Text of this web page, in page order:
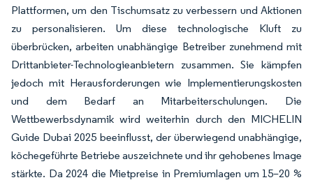
Plattformen, um den Tischumsatz zu verbessern und Aktionen
zu personalisieren. Um diese technologische Kluft zu
überbrücken, arbeiten unabhängige Betreiber zunehmend mit
Drittanbieter-Technologieanbietern zusammen. Sie kämpfen
jedoch mit Herausforderungen wie Implementierungskosten
und dem Bedarf an Mitarbeiterschulungen. Die
Wettbewerbsdynamik wird weiterhin durch den MICHELIN
Guide Dubai 2025 beeinflusst, der überwiegend unabhängige,
köchegeführte Betriebe auszeichnete und ihr gehobenes Image
stärkte. Da 2024 die Mietpreise in Premiumlagen um 15–20 %